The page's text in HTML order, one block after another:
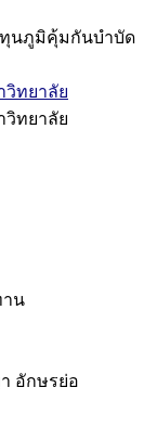
นภูมิคุ้มกันบำบัด
วิทยาลัย
วิทยาลัย
าน
อักษรย่อ